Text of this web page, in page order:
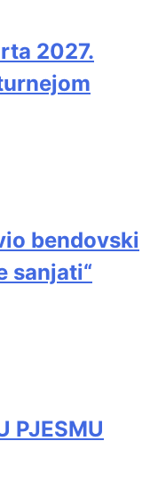
2027.
bendovski
sanjati“
PJESMU